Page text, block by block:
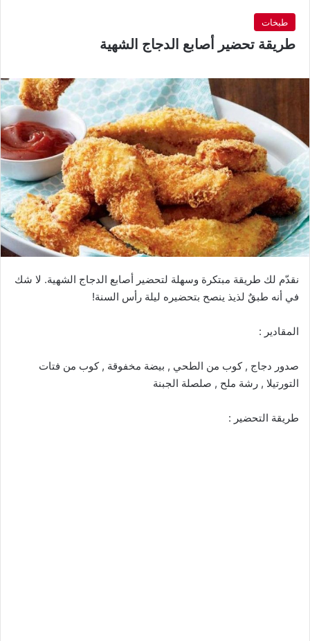
طبخات
طريقة تحضير أصابع الدجاج الشهية
نقدّم لك طريقة مبتكرة وسهلة لتحضير أصابع الدجاج الشهية. لا شك
في أنه طبقٌ لذيذ ينصح بتحضيره ليلة رأس السنة!
المقادير :
صدور دجاج , كوب من الطحي , بيضة مخفوقة , كوب من فتات
التورتيلا , رشة ملح , صلصلة الجبنة
طريقة التحضير :